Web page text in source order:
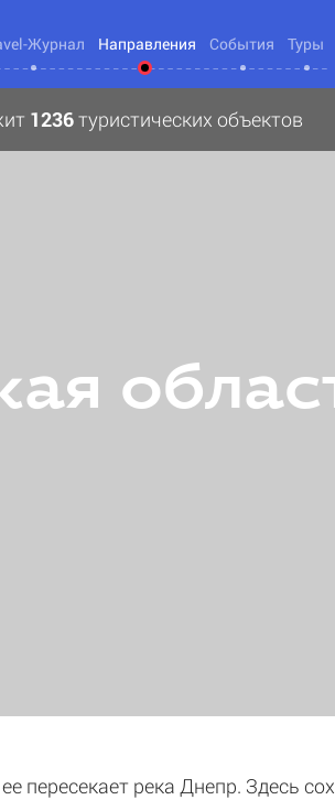
Журнал Направления События Туры
1236туристических объектов
пересекает река Днепр. Здесь